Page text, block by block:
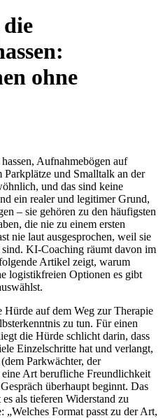
ohne
Aufnahmebögen auf
und Smalltalk an der
und das sind keine
ein realer und legitimer Grund,
– sie gehören zu den häufigsten
die nie zu einem ersten
nie laut ausgesprochen, weil sie
KI-Coaching räumt davon im
Artikel zeigt, warum
logistikfreien Optionen es gibt
auf dem Weg zur Therapie
zu tun. Für einen
die Hürde schlicht darin, dass
Einzelschritte hat und verlangt,
Parkwächter, der
Art berufliche Freundlichkeit
überhaupt beginnt. Das
als tieferen Widerstand zu
Format passt zu der Art,